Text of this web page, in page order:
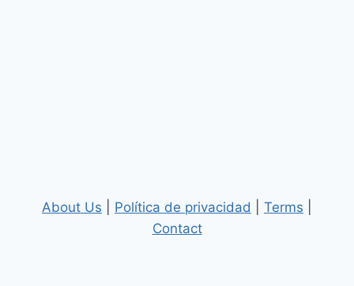
About Us Política de privacidad Terms
Contact